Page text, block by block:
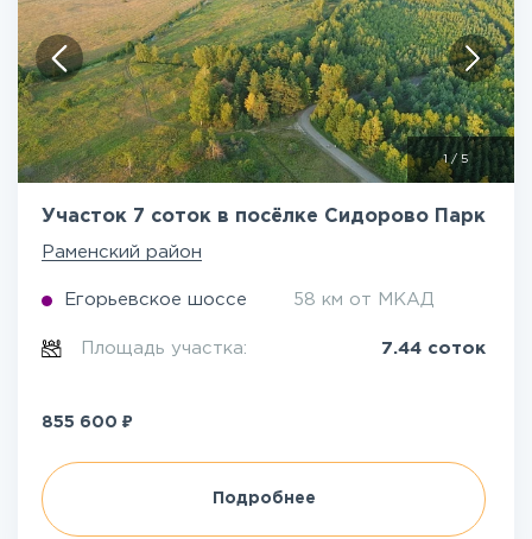
1 / 5
Участок 7 соток в посёлке Сидорово Парк
Раменский район
Егорьевское шоссе 58 км от МКАД
Площадь участка: 7.44 соток
855 600 ₽
Подробнее